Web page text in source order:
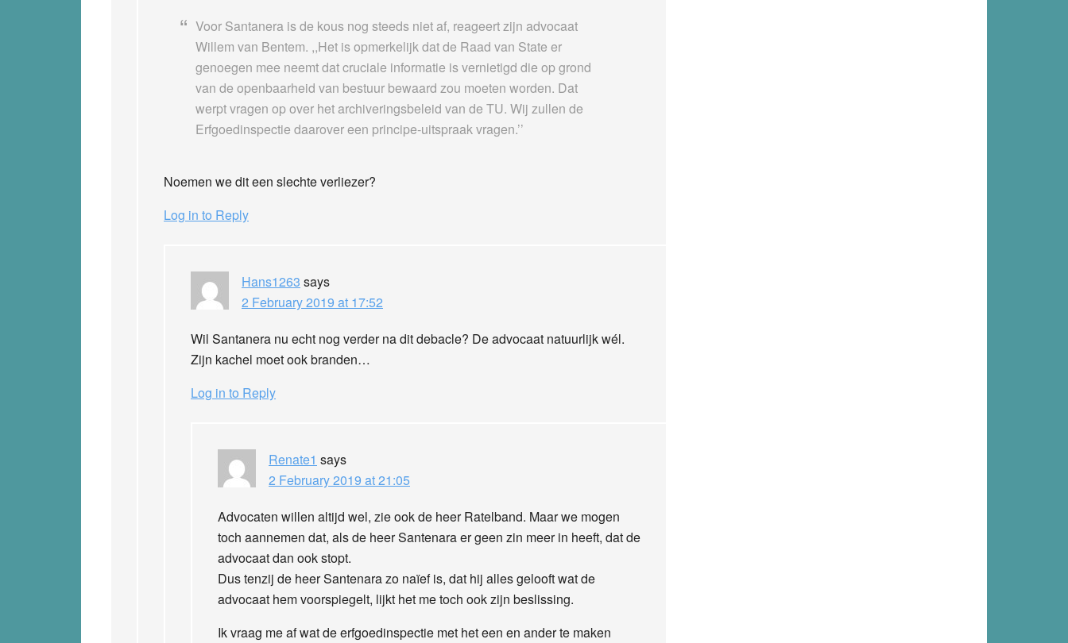
Voor Santanera is de kous nog steeds niet af, reageert zijn advocaat
Willem van Bentem. ,,Het is opmerkelijk dat de Raad van State er
genoegen mee neemt dat cruciale informatie is vernietigd die op grond
van de openbaarheid van bestuur bewaard zou moeten worden. Dat
werpt vragen op over het archiveringsbeleid van de TU. Wij zullen de
Erfgoedinspectie daarover een principe-uitspraak vragen.’’
Noemen we dit een slechte verliezer?
Log in to Reply
Hans1263 says
2 February 2019 at 17:52
Wil Santanera nu echt nog verder na dit debacle? De advocaat natuurlijk wél.
Zijn kachel moet ook branden…
Log in to Reply
Renate1 says
2 February 2019 at 21:05
Advocaten willen altijd wel, zie ook de heer Ratelband. Maar we mogen
toch aannemen dat, als de heer Santenara er geen zin meer in heeft, dat de
advocaat dan ook stopt.
Dus tenzij de heer Santenara zo naïef is, dat hij alles gelooft wat de
advocaat hem voorspiegelt, lijkt het me toch ook zijn beslissing.
Ik vraag me af wat de erfgoedinspectie met het een en ander te maken